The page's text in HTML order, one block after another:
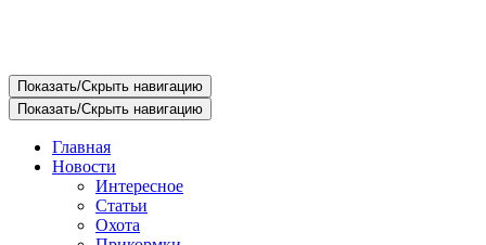
Показать/Скрыть навигацию
Показать/Скрыть навигацию
Главная
Новости
Интересное
Статьи
Охота